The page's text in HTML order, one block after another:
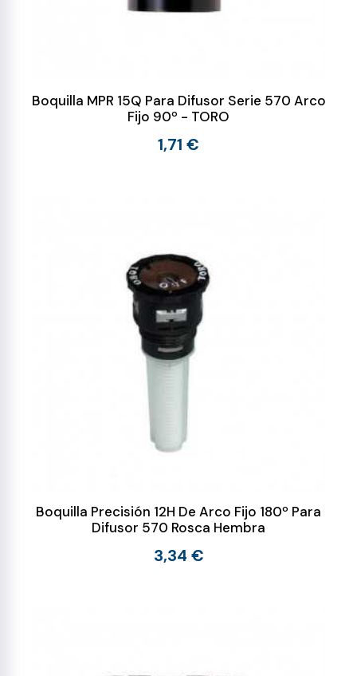
Boquilla MPR 15Q Para Difusor Serie 570 Arco
Fijo 90º - TORO
1,71 €
Boquilla Precisión 12H De Arco Fijo 180º Para
Difusor 570 Rosca Hembra
3,34 €